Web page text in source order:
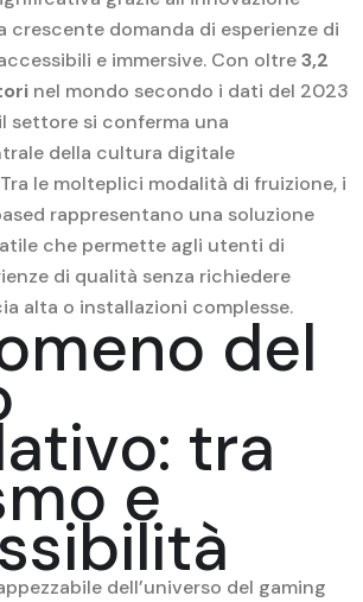
crescente domanda di esperienze di
e immersive. Con oltre3,2
nel mondo secondo i dati del 2023
settore si conferma una
della cultura digitale
le molteplici modalità di fruizione, i
rappresentano una soluzione
che permette agli utenti di
di qualità senza richiedere
alta o installazioni complesse.
del
tra
e
dell’universo del gaming